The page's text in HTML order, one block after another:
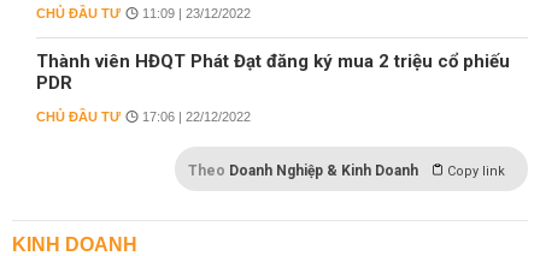
CHỦ ĐẦU TƯ 11:09 | 23/12/2022
Thành viên HĐQT Phát Đạt đăng ký mua 2 triệu cổ phiếu
PDR
CHỦ ĐẦU TƯ 17:06 | 22/12/2022
Theo Doanh Nghiệp & Kinh Doanh Copy link
KINH DOANH